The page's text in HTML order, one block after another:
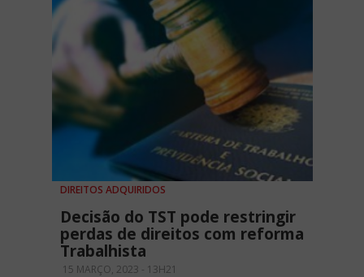
DIREITOS ADQUIRIDOS
Decisão do TST pode restringir
perdas de direitos com reforma
Trabalhista
15 MARÇO, 2023 - 13H21